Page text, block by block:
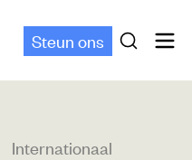
Steun ons
Internationaal